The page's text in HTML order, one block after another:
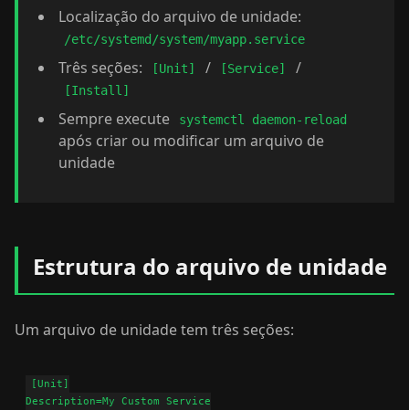
Localização do arquivo de unidade:
/etc/systemd/system/myapp.service
Três seções: [Unit] / [Service] /
[Install]
Sempre execute systemctl daemon-reload
após criar ou modificar um arquivo de
unidade
Estrutura do arquivo de unidade
Um arquivo de unidade tem três seções:
[Unit]
Description=My Custom Service